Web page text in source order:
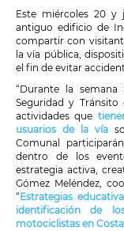
Este miércoles 20 y
antiguo edificio de
compartir con
la vía pública,
el fin de evitar
“Durante la
Seguridad y Tránsito
actividades que
usuarios de la vía
Comunal
dentro de los
estrategia activa,
Gómez Meléndez,
“Estrategias
identificación de
motociclistas en Costa